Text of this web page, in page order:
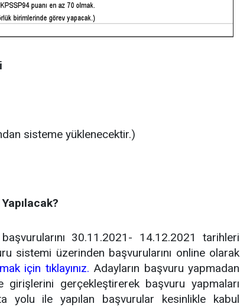
sisteme yüklenecektir.)
30.11.2021- 14.12.2021 tarihleri
sistemi üzerinden başvurularını online olarak
için tıklayınız. Adayların başvuru yapmadan
gerçekleştirerek başvuru yapmaları
yolu ile yapılan başvurular kesinlikle kabul